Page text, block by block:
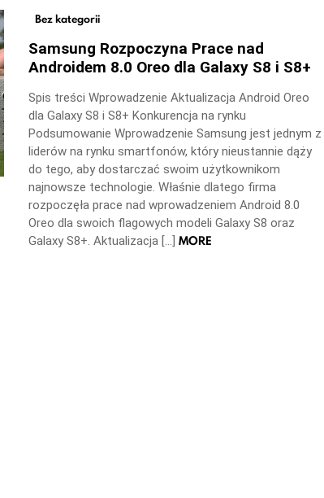
Bez kategorii
Samsung Rozpoczyna Prace nad
Androidem 8.0 Oreo dla Galaxy S8 i S8+
Spis treści Wprowadzenie Aktualizacja Android Oreo
dla Galaxy S8 i S8+ Konkurencja na rynku
Podsumowanie Wprowadzenie Samsung jest jednym z
liderów na rynku smartfonów, który nieustannie dąży
do tego, aby dostarczać swoim użytkownikom
najnowsze technologie. Właśnie dlatego firma
rozpoczęła prace nad wprowadzeniem Android 8.0
Oreo dla swoich flagowych modeli Galaxy S8 oraz
Galaxy S8+. Aktualizacja […] MORE